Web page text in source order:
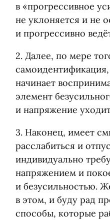
в «прогрессивное
не уклоняется и не
и прогрессивно
2. Далее, по мере
начинает
элемент
и напряжение
3. Наконец, имеет
расслабиться и
индивидуально
напряжением и
и безусильностью.
в этом, и буду рад
способы, которые